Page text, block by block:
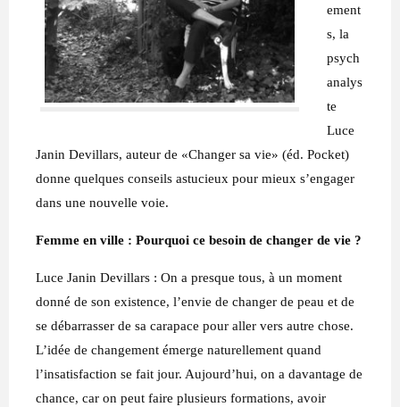
ement
s, la
psych
analys
te
Luce
Janin Devillars, auteur de «Changer sa vie» (éd. Pocket)
donne quelques conseils astucieux pour mieux s’engager
dans une nouvelle voie.
Femme en ville : Pourquoi ce besoin de changer de vie ?
Luce Janin Devillars : On a presque tous, à un moment
donné de son existence, l’envie de changer de peau et de
se débarrasser de sa carapace pour aller vers autre chose.
L’idée de changement émerge naturellement quand
l’insatisfaction se fait jour. Aujourd’hui, on a davantage de
chance, car on peut faire plusieurs formations, avoir